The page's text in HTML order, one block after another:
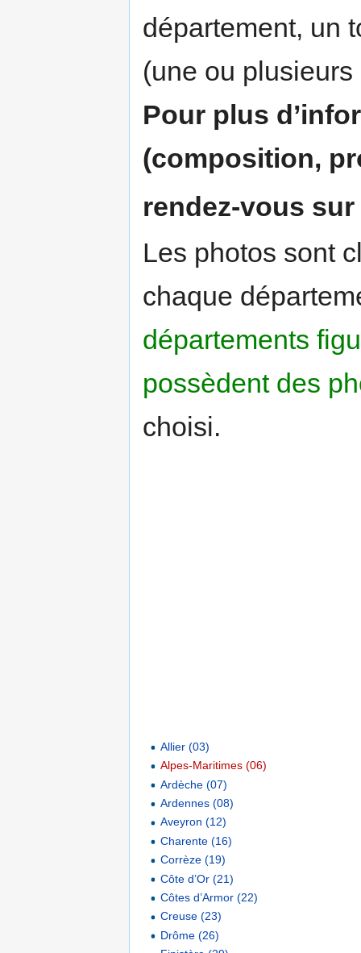
département, un
(une ou
Pour plus
(composition,
rendez-vous
Les photos sont
chaque
départements
possèdent des
choisi.
Allier (03)
Alpes-Maritimes (06)
Ardèche (07)
Ardennes (08)
Aveyron (12)
Charente (16)
Corrèze (19)
Côte d’Or (21)
Côtes d’Armor (22)
Creuse (23)
Drôme (26)